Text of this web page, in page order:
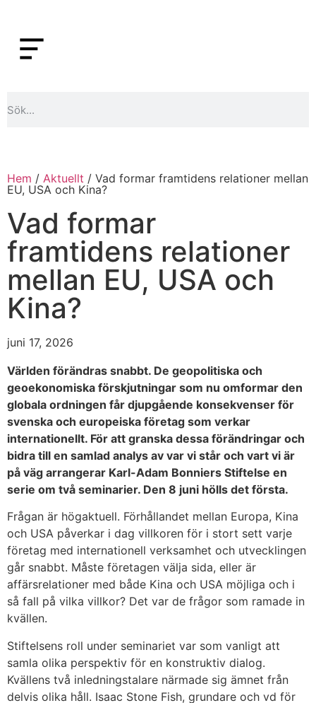
Hem / Aktuellt / Vad formar framtidens relationer mellan
EU, USA och Kina?
Vad formar
framtidens relationer
mellan EU, USA och
Kina?
juni 17, 2026
Världen förändras snabbt. De geopolitiska och
geoekonomiska förskjutningar som nu omformar den
globala ordningen får djupgående konsekvenser för
svenska och europeiska företag som verkar
internationellt. För att granska dessa förändringar och
bidra till en samlad analys av var vi står och vart vi är
på väg arrangerar Karl-Adam Bonniers Stiftelse en
serie om två seminarier. Den 8 juni hölls det första.
Frågan är högaktuell. Förhållandet mellan Europa, Kina
och USA påverkar i dag villkoren för i stort sett varje
företag med internationell verksamhet och utvecklingen
går snabbt. Måste företagen välja sida, eller är
affärsrelationer med både Kina och USA möjliga och i
så fall på vilka villkor? Det var de frågor som ramade in
kvällen.
Stiftelsens roll under seminariet var som vanligt att
samla olika perspektiv för en konstruktiv dialog.
Kvällens två inledningstalare närmade sig ämnet från
delvis olika håll. Isaac Stone Fish, grundare och vd för